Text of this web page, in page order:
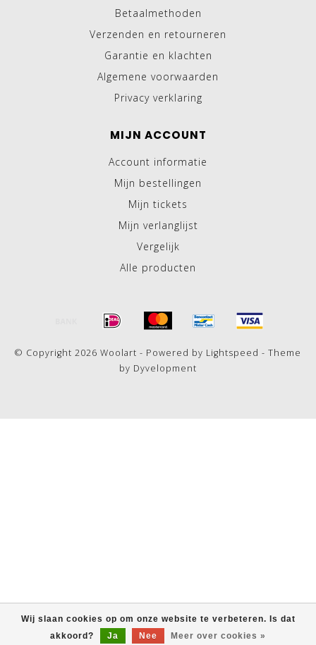
Wij slaan cookies op om onze website te verbeteren. Is dat
akkoord?
Ja Nee Meer over cookies »
Betaalmethoden
Verzenden en retourneren
Garantie en klachten
Algemene voorwaarden
Privacy verklaring
MIJN ACCOUNT
Account informatie
Mijn bestellingen
Mijn tickets
Mijn verlanglijst
Vergelijk
Alle producten
© Copyright 2026 Woolart - Powered by Lightspeed - Theme
by Dyvelopment